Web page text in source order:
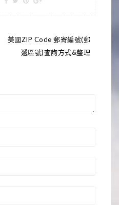
美國ZIP Code 郵寄編號(郵
遞區號)查詢方式&整理